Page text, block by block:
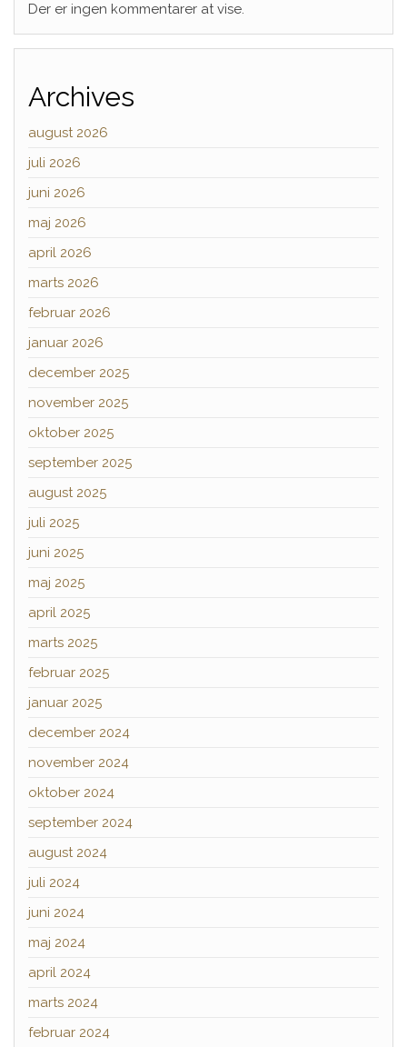
Der er ingen kommentarer at vise.
Archives
august 2026
juli 2026
juni 2026
maj 2026
april 2026
marts 2026
februar 2026
januar 2026
december 2025
november 2025
oktober 2025
september 2025
august 2025
juli 2025
juni 2025
maj 2025
april 2025
marts 2025
februar 2025
januar 2025
december 2024
november 2024
oktober 2024
september 2024
august 2024
juli 2024
juni 2024
maj 2024
april 2024
marts 2024
februar 2024